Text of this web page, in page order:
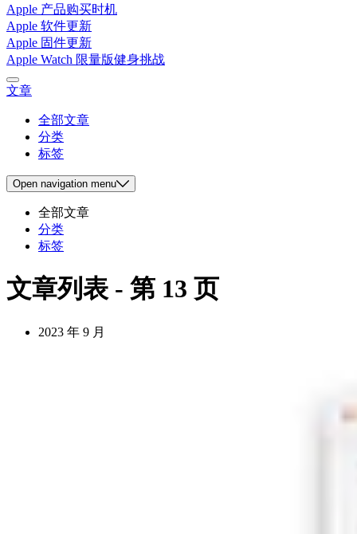
Apple 产品购买时机
Apple 软件更新
Apple 固件更新
Apple Watch 限量版健身挑战
文章
全部文章
分类
标签
Open navigation menu
全部文章
分类
标签
文章列表 - 第 13 页
2023 年 9 月